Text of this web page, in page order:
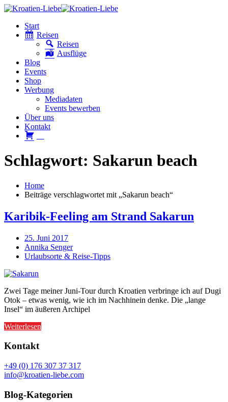
Start
Reisen
Reisen
Ausflüge
Blog
Events
Shop
Werbung
Mediadaten
Events bewerben
Über uns
Kontakt
Schlagwort: Sakarun beach
Home
Beiträge verschlagwortet mit „Sakarun beach“
Karibik-Feeling am Strand Sakarun
25. Juni 2017
Annika Senger
Urlaubsorte & Reise-Tipps
Zwei Tage meiner Juni-Tour durch Kroatien verbringe ich auf Dugi
Otok – etwas wenig, wie ich im Nachhinein denke. Die „lange
Insel“ im äußeren Archipel
Weiterlesen
Kontakt
+49 (0) 176 307 37 317
info@kroatien-liebe.com
Blog-Kategorien